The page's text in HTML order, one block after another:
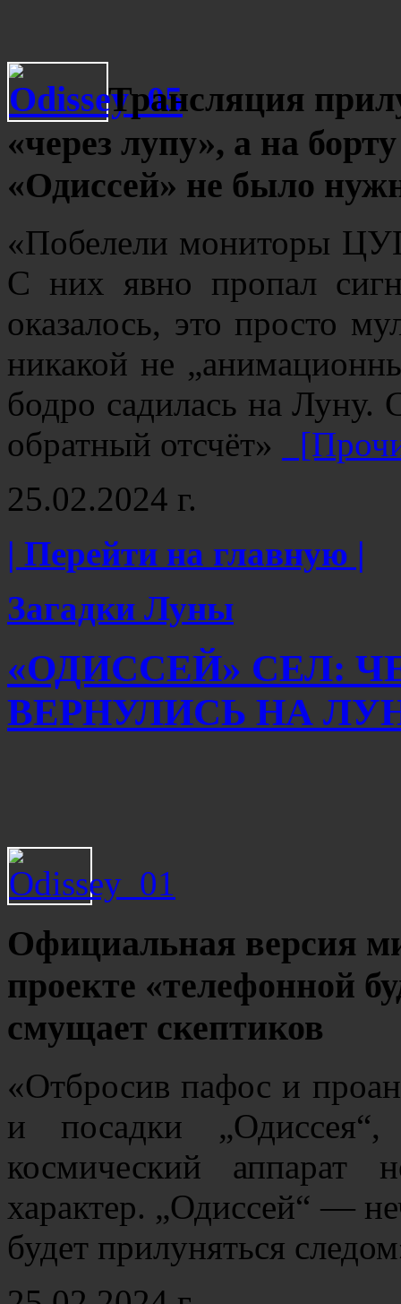
Трансляция
«через лупу», а на
«Одиссей» не было
«Побелели мониторы
С них явно пропал
оказалось, это просто
никакой не
бодро садилась на Луну.
обратный отсчёт»
25.02.2024 г.
| Перейти на главную |
Загадки Луны
«ОДИССЕЙ» СЕЛ:
ВЕРНУЛИСЬ НА
Официальная версия
проекте «телефонной
смущает скептиков
«Отбросив пафос и
и посадки
космический аппарат
характер. „Одиссей“ —
будет прилуняться